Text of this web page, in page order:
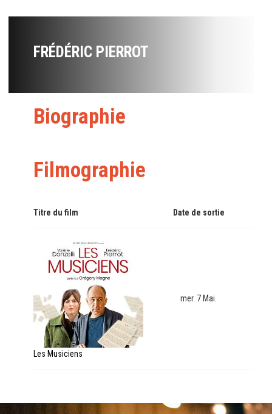
FRÉDÉRIC PIERROT
Biographie
Filmographie
Titre du film Date de sortie
Les Musiciens
mer. 7 Mai.